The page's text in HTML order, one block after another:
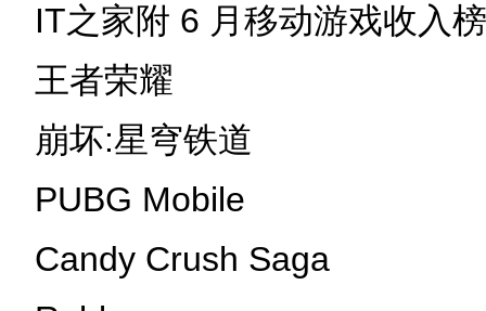
IT之家附 6 月移动游戏收入
王者荣耀
崩坏:星穹铁道
PUBG Mobile
Candy Crush Saga